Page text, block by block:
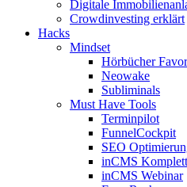
Digitale
Crowdinvesting erklärt
Hacks
Mindset
Hörbücher
Neowake
Subliminals
Must Have Tools
Terminpilot
FunnelCockpit
SEO
inCMS
inCMS Webinar